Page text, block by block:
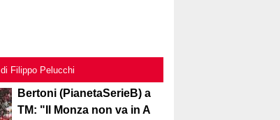
di Filippo Pelucchi
Bertoni (PianetaSerieB) a
TM: "Il Monza non va in A